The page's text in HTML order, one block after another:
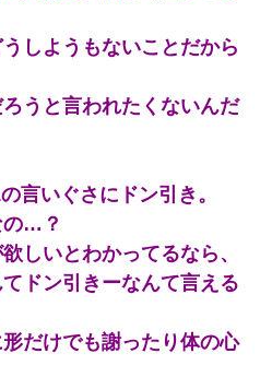
しようもないことだから
うと言われたくないんだ
言いぐさにドン引き。
の…？
しいとわかってるなら、
ドン引きーなんて言える
だけでも謝ったり体の心